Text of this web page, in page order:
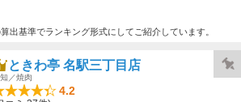
出基準でランキング形式にしてご紹介しています。
ときわ亭 名駅三丁目店
／焼肉
4.2